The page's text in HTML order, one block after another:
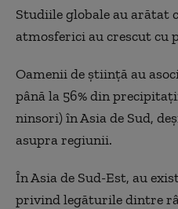
Studiile globale au arătat
atmosferici au crescut cu
Oamenii de știință au
până la 56% din
ninsori) în Asia de Sud,
asupra regiunii.
În Asia de Sud-Est, au
privind legăturile dintre